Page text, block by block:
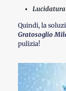
Quindi, la
Gratosoglio
pulizia!